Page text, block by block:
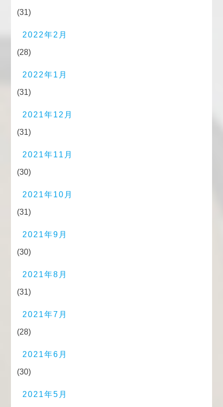
(31)
2022年2月
(28)
2022年1月
(31)
2021年12月
(31)
2021年11月
(30)
2021年10月
(31)
2021年9月
(30)
2021年8月
(31)
2021年7月
(28)
2021年6月
(30)
2021年5月